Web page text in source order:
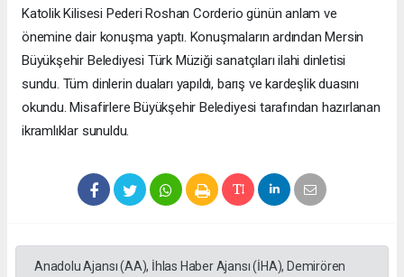
Katolik Kilisesi Pederi Roshan Corderio günün anlam ve
önemine dair konuşma yaptı. Konuşmaların ardından Mersin
Büyükşehir Belediyesi Türk Müziği sanatçıları ilahi dinletisi
sundu. Tüm dinlerin duaları yapıldı, barış ve kardeşlik duasını
okundu. Misafirlere Büyükşehir Belediyesi tarafından hazırlanan
ikramlıklar sunuldu.
Anadolu Ajansı (AA), İhlas Haber Ajansı (İHA), Demirören